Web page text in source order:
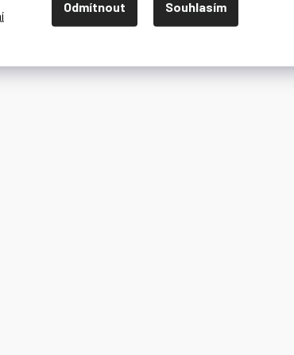
Odmítnout Souhlasím